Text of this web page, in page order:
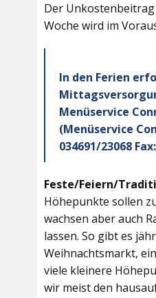
Der
Woche wird im
In den Ferien
Menüservice
(Menüservice
034691/23068
Feste/Feiern/
Höhepunkte sollen
wachsen aber auch
lassen. So gibt es
Weihnachtsmarkt,
viele kleinere
wir meist den